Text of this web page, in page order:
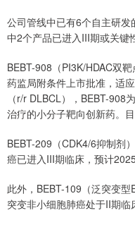
公司管线中已有6个自主研
中2个产品已进入III期或关键
BEBT-908（PI3K/HDAC双
药监局附条件上市批准，适
（r/r DLBCL），BEBT-908
治疗的小分子靶向创新药。
BEBT-209（CDK4/6抑制剂
癌已进入III期临床，预计2025
此外，BEBT-109（泛突变
突变非小细胞肺癌处于II期临